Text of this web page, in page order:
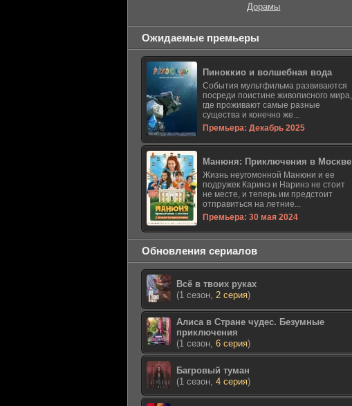
Дорамы
Ожидаемые премьеры
Пиноккио и волшебная вода
События мультфильма развиваются
посреди поистине живописного мира,
где проживают самые разные
существа и конечно же...
Премьера: Декабрь 2025
Манюня: Приключения в Москве
Жизнь неугомонной Манюни и ее
подружек Каринэ и Наринэ не стоит
не месте, и теперь им предстоит
отправиться на летние...
Премьера: 30 мая 2024
Обновления сериалов
Всё в твоих руках
(1 сезон, 2 серия)
Алиса в Стране чудес. Безумные
приключения
(1 сезон, 6 серия)
Багровый туман
(1 сезон, 4 серия)